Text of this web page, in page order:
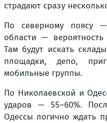
страдают сразу
По северному поясу
области —
Там будут искать
площадки, депо,
мобильные группы.
По Николаевской и
ударов — 55–60%.
Одессы логично ждать